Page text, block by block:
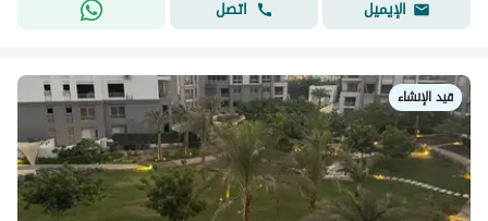
الإيميل
اتصل
قيد الإنشاء